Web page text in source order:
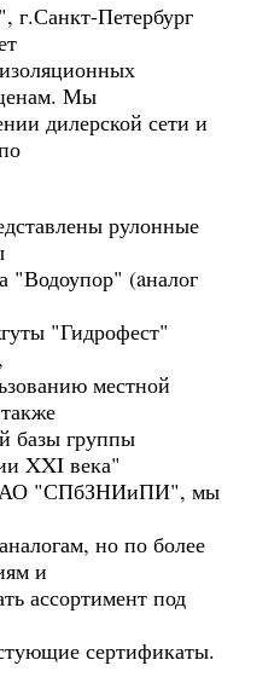
Петербург
Мы
дилерской сети и
рулонные
"Водоупор" (aналог
"Гидрофест"
местной
базы группы
XXI века"
ОАО "СПбЗНИиПИ", мы
но по более
и
ассортимент под
сертификаты.